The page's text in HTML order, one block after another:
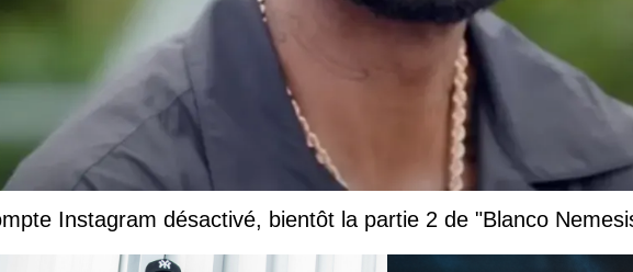
Instagram désactivé, bientôt la partie 2 de "Blanco